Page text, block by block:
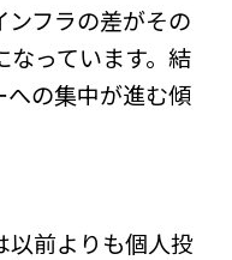
ンフラの差がその
なっています。結
への集中が進む傾
以前よりも個人投